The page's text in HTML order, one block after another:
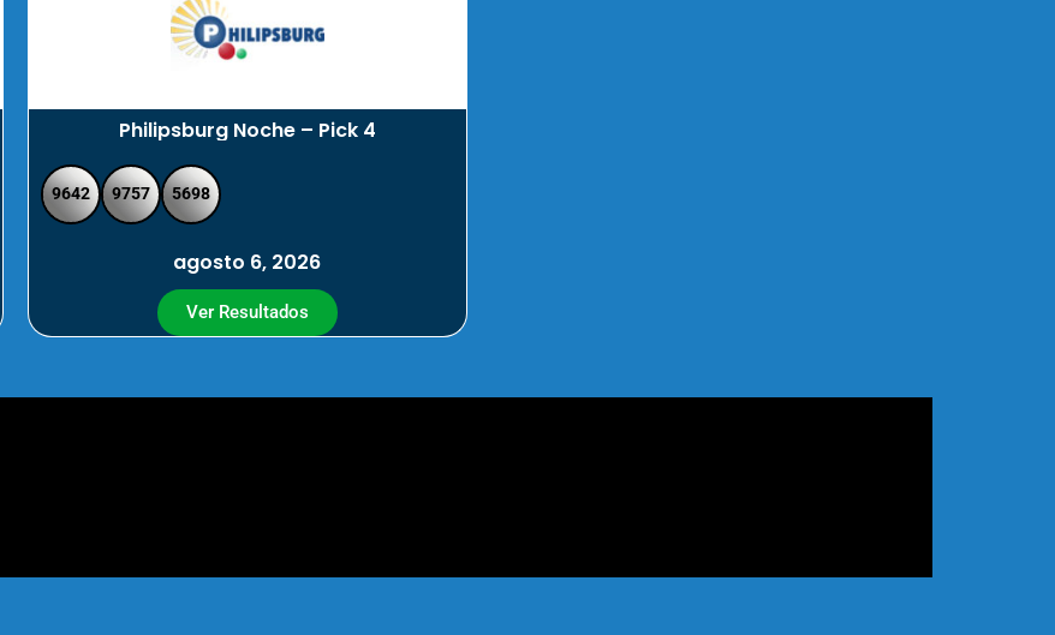
Philipsburg Noche – Pick 4
9642 9757 5698
agosto 6, 2026
Ver Resultados